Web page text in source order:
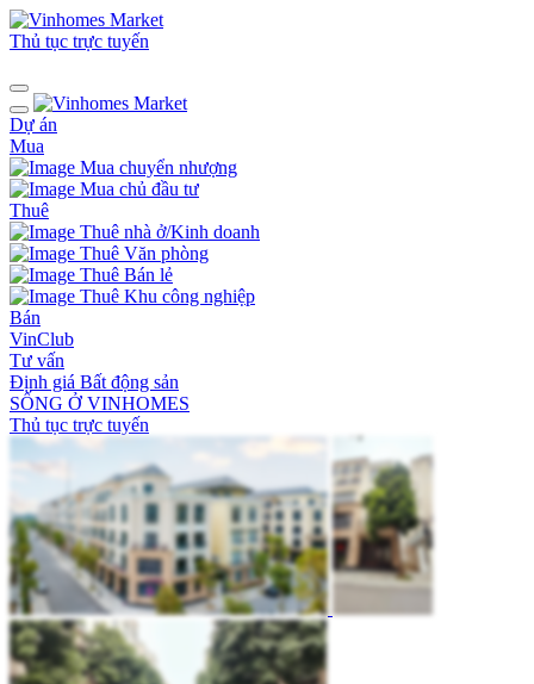
Thủ tục trực tuyến
Dự án
Mua
Mua chuyển nhượng
Mua chủ đầu tư
Thuê
Thuê nhà ở/Kinh doanh
Thuê Văn phòng
Thuê Bán lẻ
Thuê Khu công nghiệp
Bán
VinClub
Tư vấn
Định giá Bất động sản
SỐNG Ở VINHOMES
Thủ tục trực tuyến